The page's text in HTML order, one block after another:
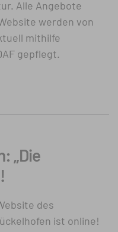
Alle Angebote
werden von
mithilfe
gepflegt.
„Die
des
ist online!